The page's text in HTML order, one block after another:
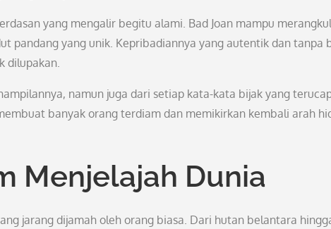
yang mengalir begitu alami. Bad Joan mampu merangkul
pandang yang unik. Kepribadiannya yang autentik dan tanpa
dilupakan.
namun juga dari setiap kata-kata bijak yang
banyak orang terdiam dan memikirkan kembali arah
Menjelajah Dunia
jarang dijamah oleh orang biasa. Dari hutan belantara